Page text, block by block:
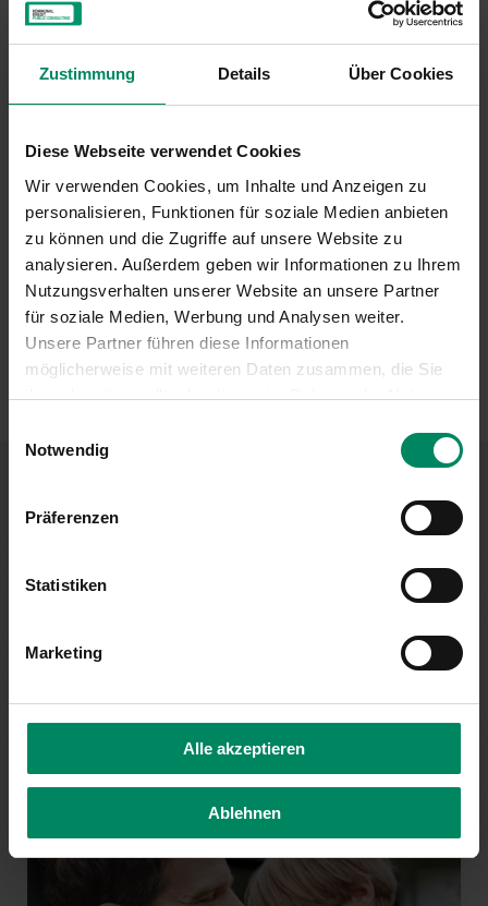
Zustimmung Details Über Cookies
Diese Webseite verwendet Cookies
Wir verwenden Cookies, um Inhalte und Anzeigen zu
personalisieren, Funktionen für soziale Medien anbieten
zu können und die Zugriffe auf unsere Website zu
analysieren. Außerdem geben wir Informationen zu Ihrem
Nutzungsverhalten unserer Website an unsere Partner
für soziale Medien, Werbung und Analysen weiter.
Unsere Partner führen diese Informationen
möglicherweise mit weiteren Daten zusammen, die Sie
ihnen bereitgestellt oder die sie im Rahmen der Nutzung
Notwendig
Präferenzen
Statistiken
Marketing
Alle akzeptieren
Ablehnen
Rettungsorganisationen
01/31 6 31-723
01/31 6 31-104
umwelt(at)publicconsulting.at
Förderung nicht gefunden?
Wenn Sie keine passende Förderung für Ihre Gemeinde
möglicherweise in einem anderen Förderbereich. Unser